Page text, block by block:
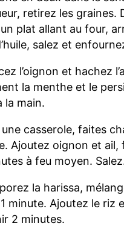
retirez les graines.
plat allant au four,
salez et
l’oignon et hachez
la menthe et le
la main.
une casserole, faites
Ajoutez oignon et
à feu moyen.
la harissa,
minute. Ajoutez le riz
2 minutes.